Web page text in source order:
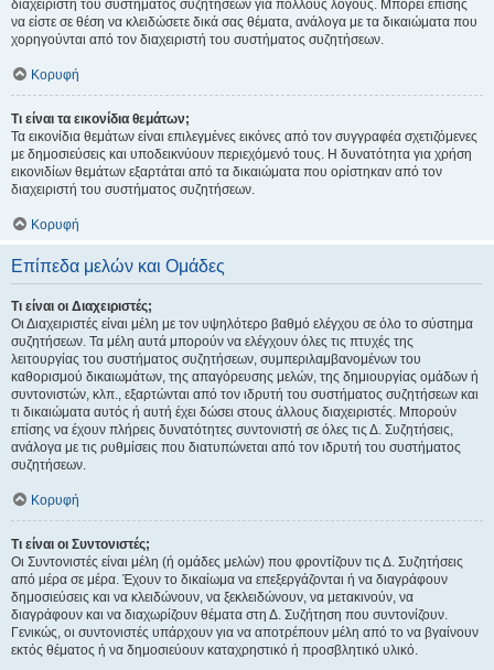
διαχειριστή του συστήματος συζητήσεων για πολλούς λόγους. Μπορεί επίσης
να είστε σε θέση να κλειδώσετε δικά σας θέματα, ανάλογα με τα δικαιώματα που
χορηγούνται από τον διαχειριστή του συστήματος συζητήσεων.
Κορυφή
Τι είναι τα εικονίδια θεμάτων;
Τα εικονίδια θεμάτων είναι επιλεγμένες εικόνες από τον συγγραφέα σχετιζόμενες
με δημοσιεύσεις και υποδεικνύουν περιεχόμενό τους. Η δυνατότητα για χρήση
εικονιδίων θεμάτων εξαρτάται από τα δικαιώματα που ορίστηκαν από τον
διαχειριστή του συστήματος συζητήσεων.
Κορυφή
Επίπεδα μελών και Ομάδες
Τι είναι οι Διαχειριστές;
Οι Διαχειριστές είναι μέλη με τον υψηλότερο βαθμό ελέγχου σε όλο το σύστημα
συζητήσεων. Τα μέλη αυτά μπορούν να ελέγχουν όλες τις πτυχές της
λειτουργίας του συστήματος συζητήσεων, συμπεριλαμβανομένων του
καθορισμού δικαιωμάτων, της απαγόρευσης μελών, της δημιουργίας ομάδων ή
συντονιστών, κλπ., εξαρτώνται από τον ιδρυτή του συστήματος συζητήσεων και
τι δικαιώματα αυτός ή αυτή έχει δώσει στους άλλους διαχειριστές. Μπορούν
επίσης να έχουν πλήρεις δυνατότητες συντονιστή σε όλες τις Δ. Συζητήσεις,
ανάλογα με τις ρυθμίσεις που διατυπώνεται από τον ιδρυτή του συστήματος
συζητήσεων.
Κορυφή
Τι είναι οι Συντονιστές;
Οι Συντονιστές είναι μέλη (ή ομάδες μελών) που φροντίζουν τις Δ. Συζητήσεις
από μέρα σε μέρα. Έχουν το δικαίωμα να επεξεργάζονται ή να διαγράφουν
δημοσιεύσεις και να κλειδώνουν, να ξεκλειδώνουν, να μετακινούν, να
διαγράφουν και να διαχωρίζουν θέματα στη Δ. Συζήτηση που συντονίζουν.
Γενικώς, οι συντονιστές υπάρχουν για να αποτρέπουν μέλη από το να βγαίνουν
εκτός θέματος ή να δημοσιεύουν καταχρηστικό ή προσβλητικό υλικό.